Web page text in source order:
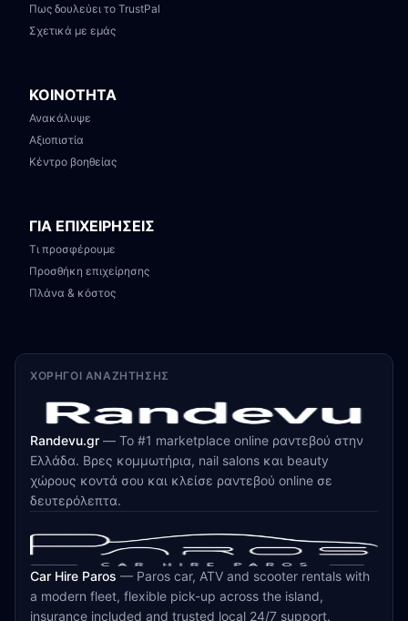
Πως δουλεύει το TrustPal
Σχετικά με εμάς
ΚΟΙΝΟΤΗΤΑ
Ανακάλυψε
Αξιοπιστία
Κέντρο βοηθείας
ΓΙΑ ΕΠΙΧΕΙΡΗΣΕΙΣ
Τι προσφέρουμε
Προσθήκη επιχείρησης
Πλάνα & κόστος
ΧΟΡΗΓΟΊ ΑΝΑΖΉΤΗΣΗΣ
Randevu.gr — Το #1 marketplace online ραντεβού στην
Ελλάδα. Βρες κομμωτήρια, nail salons και beauty
χώρους κοντά σου και κλείσε ραντεβού online σε
δευτερόλεπτα.
Car Hire Paros — Paros car, ATV and scooter rentals with
a modern fleet, flexible pick-up across the island,
insurance included and trusted local 24/7 support.